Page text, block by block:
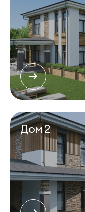
Дом 2